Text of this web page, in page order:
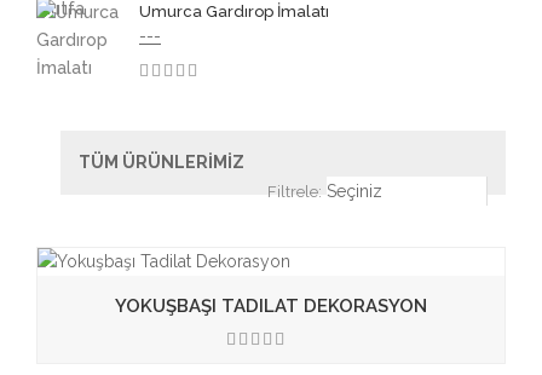
Umurca Gardırop İmalatı
---
TÜM ÜRÜNLERİMİZ
Filtrele:
YOKUŞBAŞI TADILAT DEKORASYON